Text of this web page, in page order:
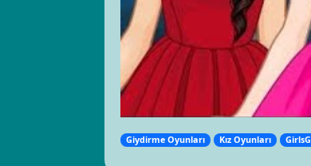
Giydirme Oyunları Kız Oyunları